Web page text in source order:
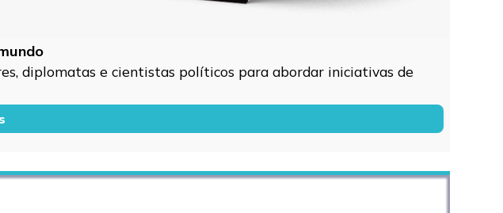
diplomatas e cientistas políticos para abordar iniciativas de